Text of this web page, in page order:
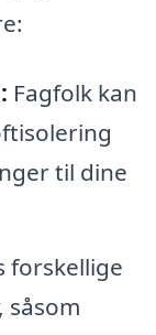
Fagfolk kan
til dine
forskellige
såsom